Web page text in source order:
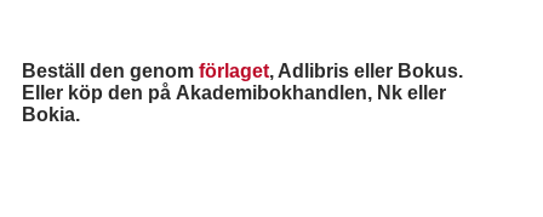
Beställ den genom förlaget, Adlibris eller Bokus.
Eller köp den på Akademibokhandlen, Nk eller
Bokia.